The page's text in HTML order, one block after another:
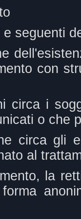
seguenti
con
circa i
o che
circa gli
al
la
forma